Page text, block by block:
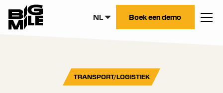
NL Boek een demo
TRANSPORT/LOGISTIEK